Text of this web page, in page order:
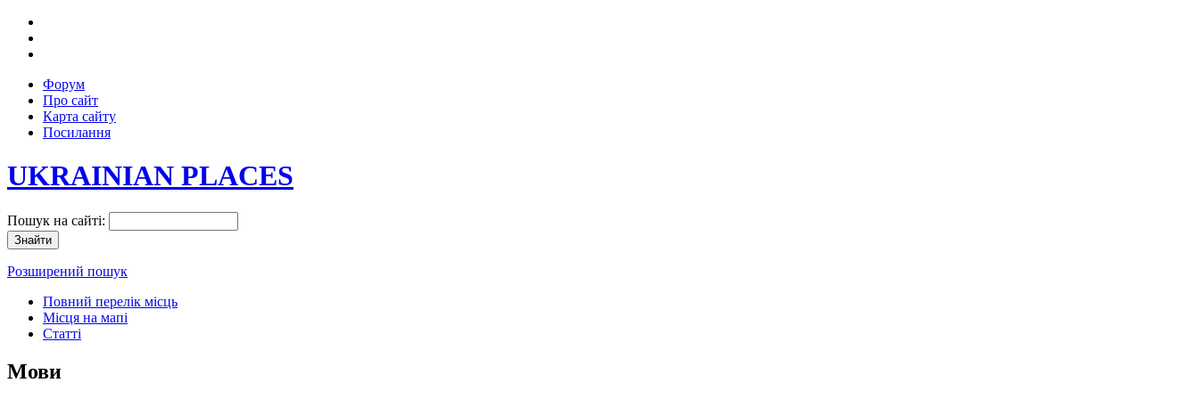
Форум
Про сайт
Карта сайту
Посилання
UKRAINIAN PLACES
Пошук на сайті:
Розширений пошук
Повний перелік місць
Місця на мапі
Статті
Мови